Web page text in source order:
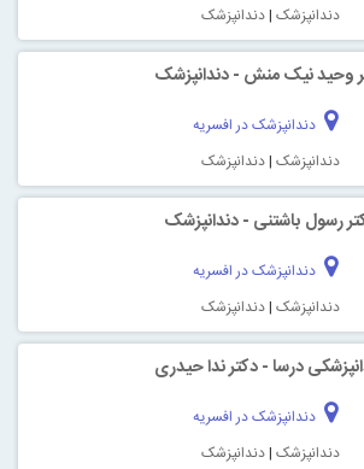
دندانپزشک |دندانپزشک
وحید نیک منش - دندانپزشک
دندانپزشک در افسریه
دندانپزشک |دندانپزشک
رسول باشتنی - دندانپزشک
دندانپزشک در افسریه
دندانپزشک |دندانپزشک
درسا - دکتر ندا حیدری
دندانپزشک در افسریه
دندانپزشک |دندانپزشک